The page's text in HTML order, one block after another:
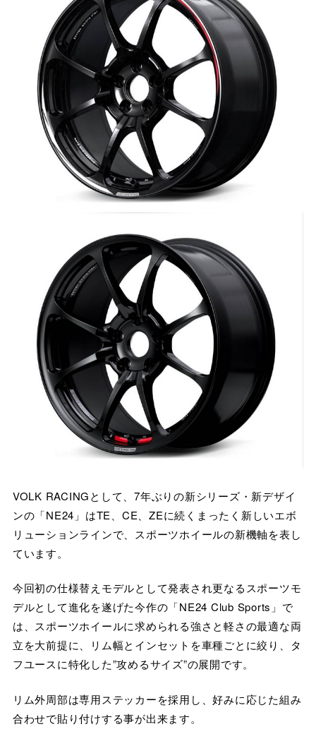
VOLK RACINGとして、7年ぶりの新シリーズ・新デザイ
ンの「NE24」はTE、CE、ZEに続くまったく新しいエボ
リューションラインで、スポーツホイールの新機軸を表し
ています。
今回初の仕様替えモデルとして発表され更なるスポーツモ
デルとして進化を遂げた今作の「NE24 Club Sports」で
は、スポーツホイールに求められる強さと軽さの最適な両
立を大前提に、リム幅とインセットを車種ごとに絞り、タ
フユースに特化した”攻めるサイズ”の展開です。
リム外周部は専用ステッカーを採用し、好みに応じた組み
合わせで貼り付けする事が出来ます。